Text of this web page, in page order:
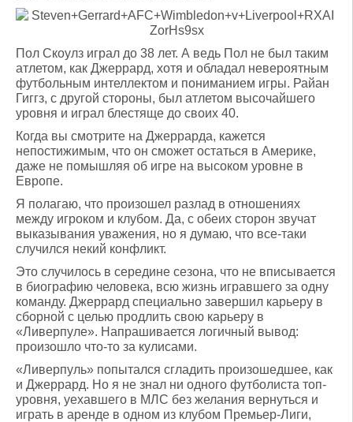
Пол Скоулз играл до 38 лет. А ведь Пол не был таким
атлетом, как Джеррард, хотя и обладал невероятным
футбольным интеллектом и пониманием игры. Райан
Гиггз, с другой стороны, был атлетом высочайшего
уровня и играл блестяще до своих 40.
Когда вы смотрите на Джеррарда, кажется
непостижимым, что он сможет остаться в Америке,
даже не помышляя об игре на высоком уровне в
Европе.
Я полагаю, что произошел разлад в отношениях
между игроком и клубом. Да, с обеих сторон звучат
выказывания уважения, но я думаю, что все-таки
случился некий конфликт.
Это случилось в середине сезона, что не вписывается
в биографию человека, всю жизнь игравшего за одну
команду. Джеррард специально завершил карьеру в
сборной с целью продлить свою карьеру в
«Ливерпуле». Напрашивается логичный вывод:
произошло что-то за кулисами.
«Ливерпуль» попытался сгладить произошедшее, как
и Джеррард. Но я не знал ни одного футболиста топ-
уровня, уехавшего в МЛС без желания вернуться и
играть в аренде в одном из клубом Премьер-Лиги,